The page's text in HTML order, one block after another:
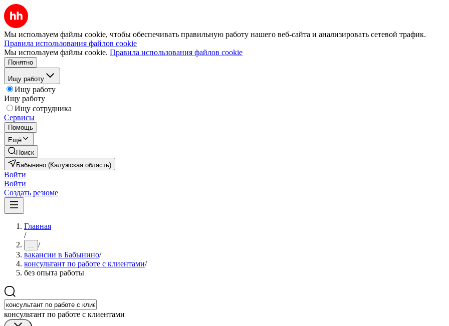
Мы используем файлы cookie, чтобы обеспечивать правильную работу нашего веб-сайта и анализировать сетевой трафик.
Правила использования файлов cookie
Мы используем файлы cookie. Правила использования файлов cookie
Понятно
Ищу работу
Ищу работу
Ищу работу
Ищу сотрудника
Сервисы
Помощь
Ещё
Поиск
Бабынино (Калужская область)
Войти
Войти
Создать резюме
Главная
/
... /
вакансии в Бабынино/
консультант по работе с клиентами/
без опыта работы
консультант по работе с клиентами